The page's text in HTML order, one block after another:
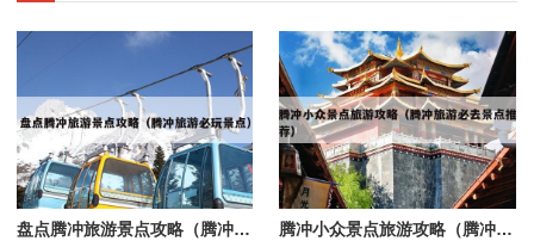
盘点腾冲旅游景点攻略（腾冲旅游必玩景点） 腾冲小众景点旅游攻略（腾冲旅游必去景点推荐）